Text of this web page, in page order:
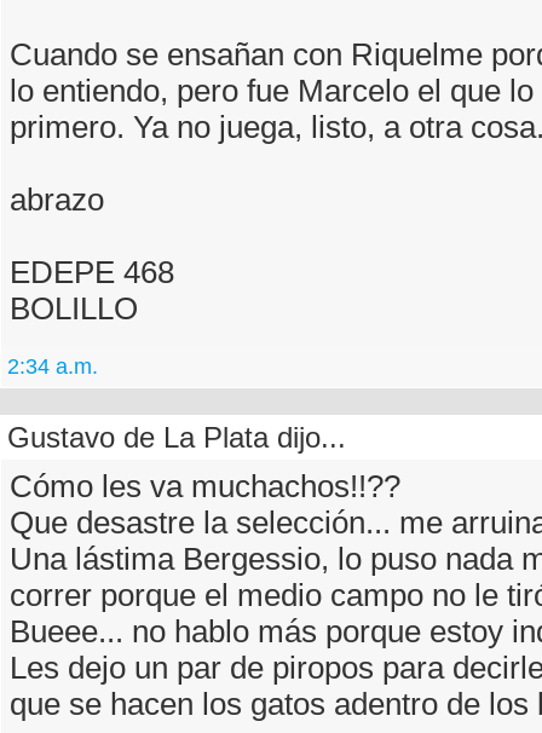
Cuando se ensañan con Riquelme
lo entiendo, pero fue Marcelo el que
primero. Ya no juega, listo, a otra
abrazo
EDEPE 468
BOLILLO
2:34 a.m.
Gustavo de La Plata dijo...
Cómo les va muchachos!!??
Que desastre la selección... me
Una lástima Bergessio, lo puso nada
correr porque el medio campo no le
Bueee... no hablo más porque estoy
Les dejo un par de piropos para
que se hacen los gatos adentro de los